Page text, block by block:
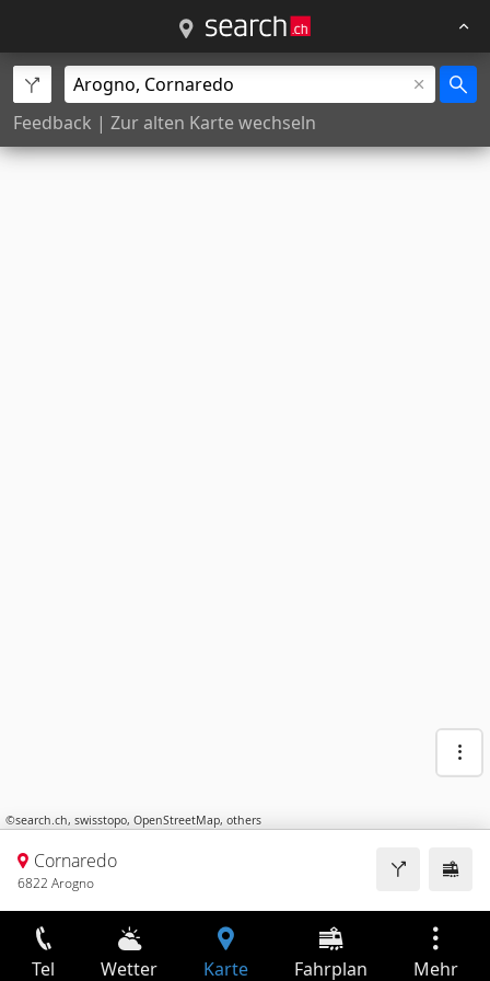
Feedback | Zur alten Karte wechseln
©search.ch, swisstopo, OpenStreetMap, others
Cornaredo
6822 Arogno
Tel Wetter Karte Fahrplan Mehr